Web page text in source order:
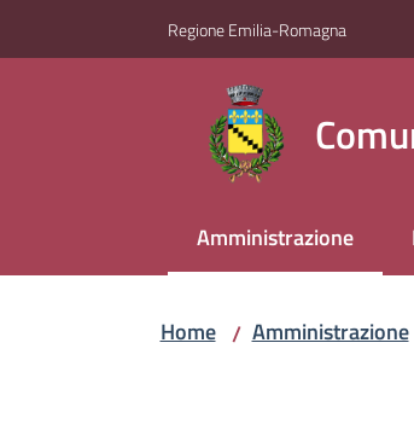
Regione Emilia-Romagna
Amministrazione
Menu selezionato
Home / Amministrazione